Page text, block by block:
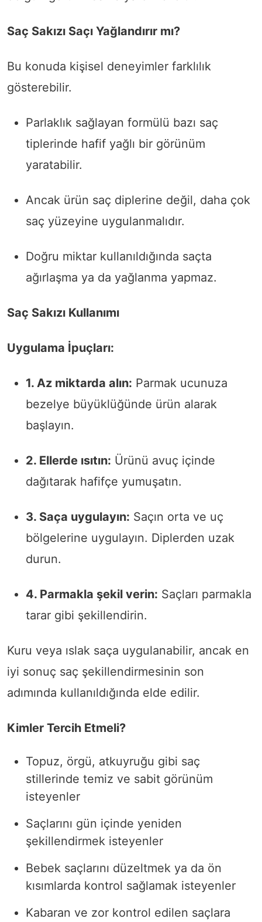
Saç Sakızı Saçı Yağlandırır mı?
Bu konuda kişisel deneyimler farklılık
gösterebilir.
Parlaklık sağlayan formülü bazı saç
tiplerinde hafif yağlı bir görünüm
yaratabilir.
Ancak ürün saç diplerine değil, daha çok
saç yüzeyine uygulanmalıdır.
Doğru miktar kullanıldığında saçta
ağırlaşma ya da yağlanma yapmaz.
Saç Sakızı Kullanımı
Uygulama İpuçları:
1. Az miktarda alın: Parmak ucunuza
bezelye büyüklüğünde ürün alarak
başlayın.
2. Ellerde ısıtın: Ürünü avuç içinde
dağıtarak hafifçe yumuşatın.
3. Saça uygulayın: Saçın orta ve uç
bölgelerine uygulayın. Diplerden uzak
durun.
4. Parmakla şekil verin: Saçları parmakla
tarar gibi şekillendirin.
Kuru veya ıslak saça uygulanabilir, ancak en
iyi sonuç saç şekillendirmesinin son
adımında kullanıldığında elde edilir.
Kimler Tercih Etmeli?
Topuz, örgü, atkuyruğu gibi saç
stillerinde temiz ve sabit görünüm
isteyenler
Saçlarını gün içinde yeniden
şekillendirmek isteyenler
Bebek saçlarını düzeltmek ya da ön
kısımlarda kontrol sağlamak isteyenler
Kabaran ve zor kontrol edilen saçlara